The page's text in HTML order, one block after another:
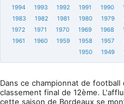
1994
1993 1992 1991 1990
1983
1982 1981 1980 1979
1972
1971 1970 1969 1968
1961
1960 1959 1958 1957
1950
1949
Dans ce championnat de football
classement final de 12ème.
cette saison de Bordeaux se